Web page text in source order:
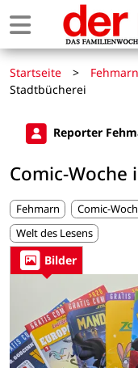
Startseite > Fehmarn
Stadtbücherei
Reporter
Comic-
Fehmarn Comic-
Welt des Lesens
Bilder